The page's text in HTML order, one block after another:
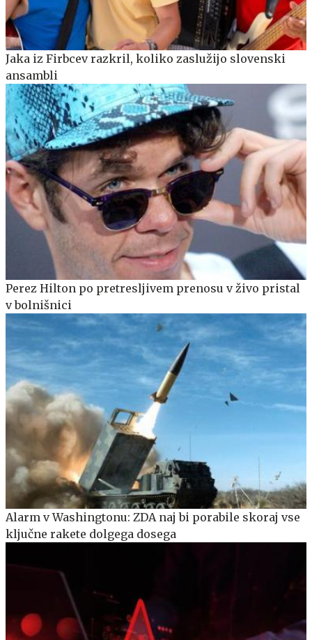
Jaka iz Firbcev razkril, koliko zaslužijo slovenski
ansambli
Perez Hilton po pretresljivem prenosu v živo pristal
v bolnišnici
Alarm v Washingtonu: ZDA naj bi porabile skoraj vse
ključne rakete dolgega dosega